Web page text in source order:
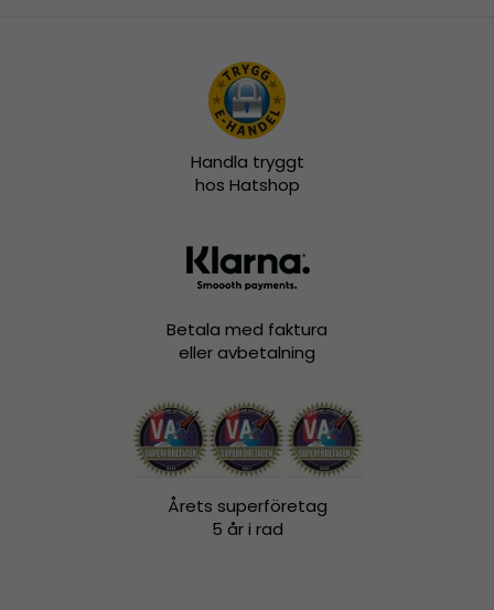
Handla tryggt
hos Hatshop
Betala med faktura
eller avbetalning
Årets superföretag
5 år i rad